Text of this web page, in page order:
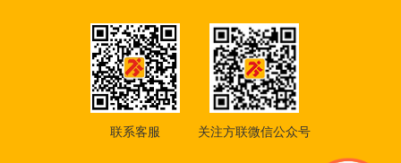
联系客服 关注方联微信公众号